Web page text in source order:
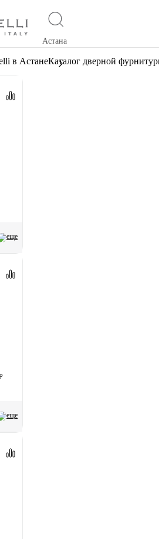
Астана
в АстанеКаталог дверной
еще
еще